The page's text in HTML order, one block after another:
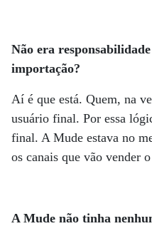
Não era
importação?
Aí é que está. Quem, na
usuário final. Por essa
final. A Mude estava no
os canais que vão vender
A Mude não tinha